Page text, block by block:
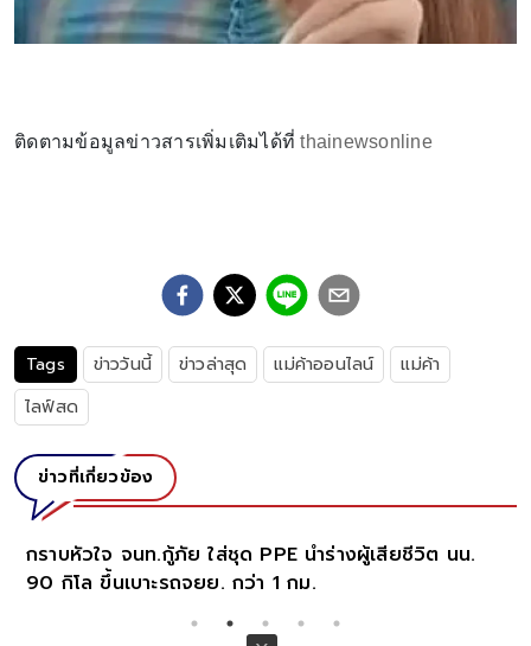
ติดตามข้อมูลข่าวสารเพิ่มเติมได้ที่ thainewsonline
Tags ข่าววันนี้ ข่าวล่าสุด แม่ค้าออนไลน์
แม่ค้า
ไลฟ์สด
ข่าวที่เกี่ยวข้อง
บหัวใจ จนท.กู้ภัย ใส่ชุด PPE นำร่างผู้เสียชีวิต นน.
โล ขึ้นเบาะรถจยย. กว่า 1 กม.